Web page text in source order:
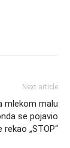
Next article
mlekom malu
se pojavio
„STOP“